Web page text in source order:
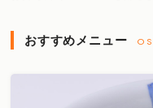
おすすめメニュー